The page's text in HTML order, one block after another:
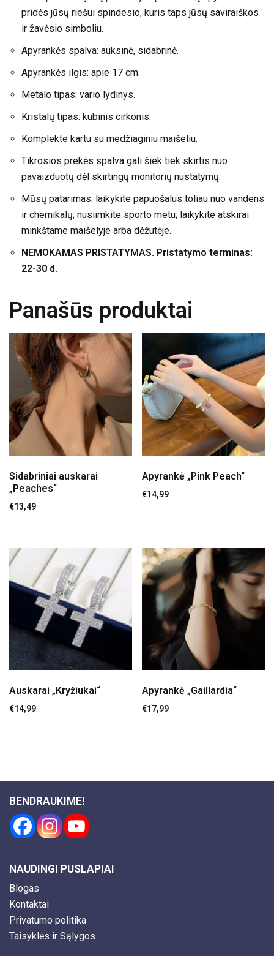
pridės jūsų riešui spindesio, kuris taps jūsų saviraiškos
ir žavėsio simboliu.
Apyrankės spalva: auksinė, sidabrinė.
Apyrankės ilgis: apie 17 cm.
Metalo tipas: vario lydinys.
Kristalų tipas: kubinis cirkonis.
Komplekte kartu su medžiaginiu maišeliu.
Tikrosios prekės spalva gali šiek tiek skirtis nuo
pavaizduotų dėl skirtingų monitorių nustatymų.
Mūsų patarimas: laikykite papuošalus toliau nuo vandens
ir chemikalų; nusiimkite sporto metu; laikykite atskirai
minkštame maišelyje arba dėžutėje.
NEMOKAMAS PRISTATYMAS. Pristatymo terminas:
22-30 d.
Panašūs produktai
Sidabriniai auskarai
„Peaches“
€13,49
Apyrankė „Pink Peach“
€14,99
Auskarai „Kryžiukai“
€14,99
Apyrankė „Gaillardia“
€17,99
BENDRAUKIME!
NAUDINGI PUSLAPIAI
Blogas
Kontaktai
Privatumo politika
Taisyklės ir Sąlygos